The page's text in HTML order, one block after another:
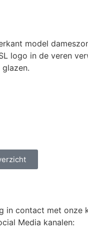
model
logo in de veren
in contact met onze
Media kanalen: